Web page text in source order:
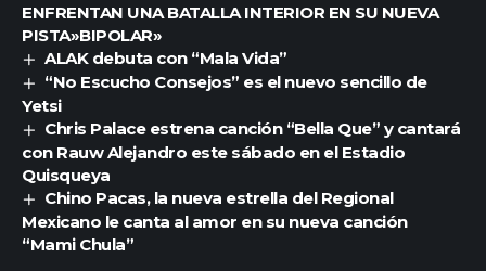
ENFRENTAN UNA BATALLA INTERIOR EN SU NUEVA
PISTA»BIPOLAR»
ALAK debuta con “Mala Vida”
“No Escucho Consejos” es el nuevo sencillo de
Yetsi
Chris Palace estrena canción “Bella Que” y cantará
con Rauw Alejandro este sábado en el Estadio
Quisqueya
Chino Pacas, la nueva estrella del Regional
Mexicano le canta al amor en su nueva canción
“Mami Chula”